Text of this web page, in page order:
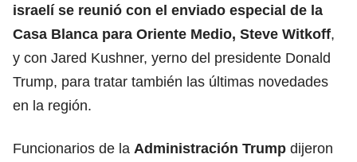
israelí se reunió con el enviado especial de la
Casa Blanca para Oriente Medio, Steve Witkoff,
y con Jared Kushner, yerno del presidente Donald
Trump, para tratar también las últimas novedades
en la región.
Funcionarios de la Administración Trump dijeron